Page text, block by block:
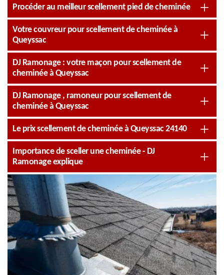
Procéder au meilleur scellement pied de cheminée
Votre couvreur pour scellement de cheminée à
Queyssac
DJ Ramonage : votre maçon pour scellement de
cheminée à Queyssac
DJ Ramonage , ramoneur pour scellement de
cheminée à Queyssac
Le prix scellement de cheminée à Queyssac 24140
Importance de sceller une cheminée - DJ
Ramonage explique